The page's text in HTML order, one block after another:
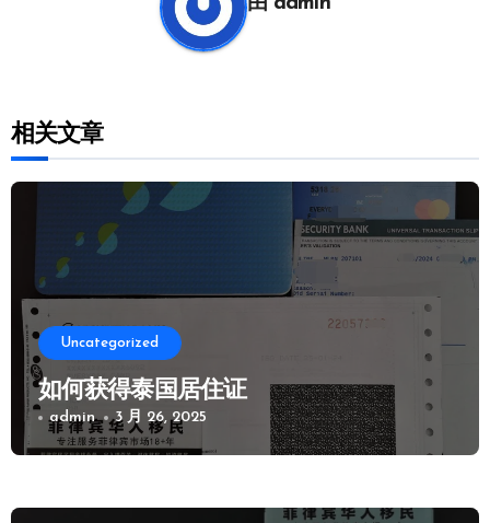
相关文章
Uncategorized
如何获得泰国居住证
admin 3 月 26, 2025